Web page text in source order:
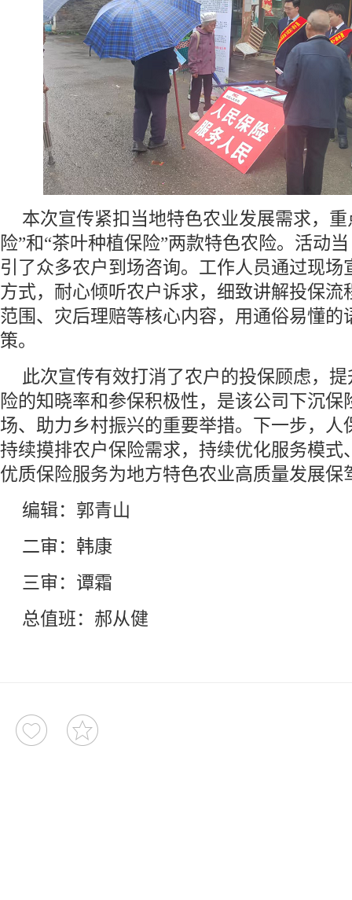
本次宣传紧扣当地特色农业发展需求，
险”和“茶叶种植保险”两款特色农险。活动
引了众多农户到场咨询。工作人员通过现场
方式，耐心倾听农户诉求，细致讲解投保流
范围、灾后理赔等核心内容，用通俗易懂的
策。
此次宣传有效打消了农户的投保顾虑，
险的知晓率和参保积极性，是该公司下沉保
场、助力乡村振兴的重要举措。下一步，人
持续摸排农户保险需求，持续优化服务模式
优质保险服务为地方特色农业高质量发展保
编辑：郭青山
二审：韩康
三审：谭霜
总值班：郝从健